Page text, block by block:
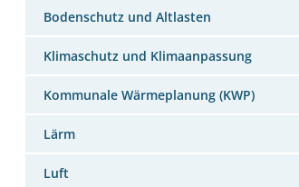
Bodenschutz und Altlasten
Klimaschutz und Klimaanpassung
Kommunale Wärmeplanung (KWP)
Lärm
Luft